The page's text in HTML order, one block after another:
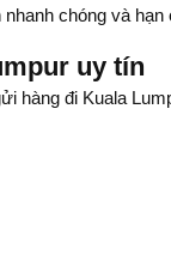
chóng và
uy tín
hàng đi Kuala